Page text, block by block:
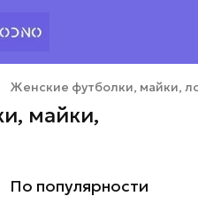
Женские футболки, майки,
майки,
По популярности